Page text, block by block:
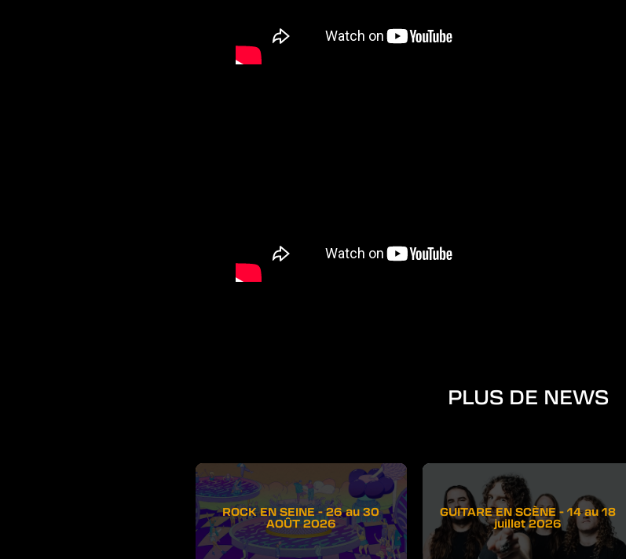
PLUS DE NEWS
ROCK EN SEINE - 26 au 30
AOÛT 2026
GUITARE EN SCÈNE - 14 au 18
juillet 2026